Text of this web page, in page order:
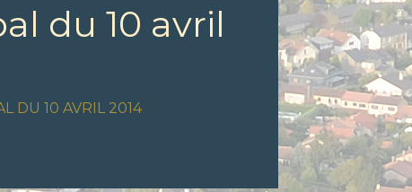
du 10 avril
DU 10 AVRIL 2014